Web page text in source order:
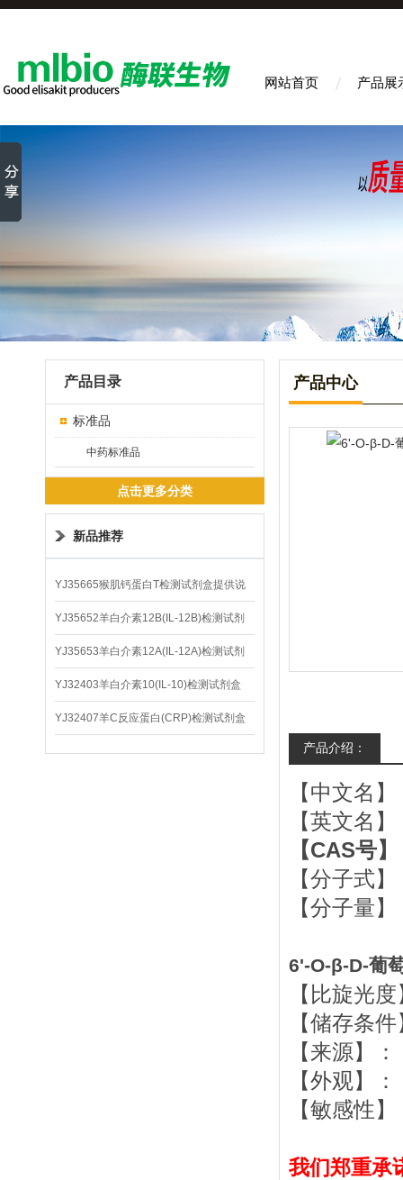
网站首页 产品展
产品目录
标准品
中药标准品
点击更多分类
新品推荐
YJ35665猴肌钙蛋白T检测试剂盒提供说
明书
YJ35652羊白介素12B(IL-12B)检测试剂
盒
YJ35653羊白介素12A(IL-12A)检测试剂
盒
YJ32403羊白介素10(IL-10)检测试剂盒
YJ32407羊C反应蛋白(CRP)检测试剂盒
产品中心
产品介绍：
【中文名
【英文名
【CAS号
【分子式
【分子量
6'-O-β-D-葡
【比旋光
【储存条
【来源】
【外观】
【敏感性
我们郑重承